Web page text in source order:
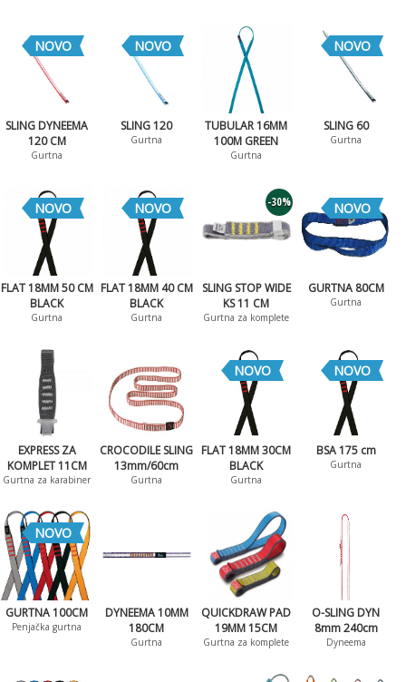
NOVO
SLING DYNEEMA
120 CM
Gurtna
NOVO
SLING 120
Gurtna
TUBULAR 16MM
100M GREEN
Gurtna
NOVO
SLING 60
Gurtna
NOVO
FLAT 18MM 50 CM
BLACK
Gurtna
NOVO
FLAT 18MM 40 CM
BLACK
Gurtna
-30%
SLING STOP WIDE
KS 11 CM
Gurtna za komplete
NOVO
GURTNA 80CM
Gurtna
EXPRESS ZA
KOMPLET 11CM
Gurtna za karabiner
CROCODILE SLING
13mm/60cm
Gurtna
NOVO
FLAT 18MM 30CM
BLACK
Gurtna
NOVO
BSA 175 cm
Gurtna
NOVO
GURTNA 100CM
Penjačka gurtna
DYNEEMA 10MM
180CM
Gurtna
QUICKDRAW PAD
19MM 15CM
Gurtna za komplete
O-SLING DYN
8mm 240cm
Dyneema